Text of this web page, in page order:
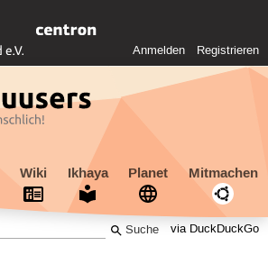
Anmelden Registrieren
Wiki Ikhaya Planet Mitmachen
via DuckDuckGo